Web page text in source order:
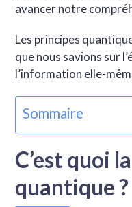
avancer notre
Les principes
que nous savions sur
l’information elle-
Sommaire
C’est quoi
quantique ?